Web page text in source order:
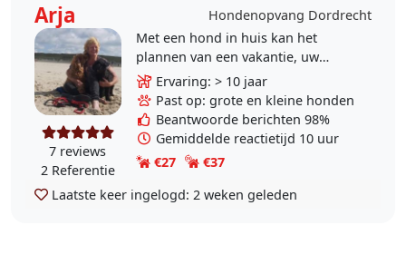
Arja Hondenopvang Dordrecht
7 reviews
2 Referentie
Met een hond in huis kan het
plannen van een vakantie, uw
gewone werkzaamheden, een
ziekenhuisopname, een weekendje
weg of een gezellig dagje van..
Ervaring: > 10 jaar
Past op: grote en kleine honden
Beantwoorde berichten 98%
Gemiddelde reactietijd 10 uur
€27
€37
Laatste keer ingelogd: 2 weken geleden